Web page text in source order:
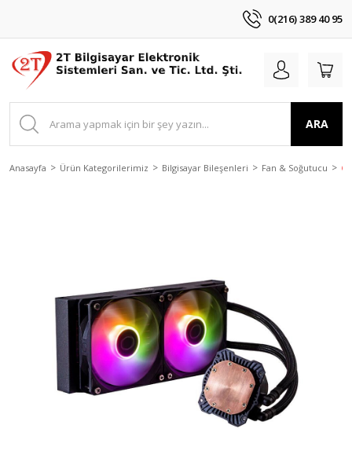
0(216) 389 40 95
ARA
Anasayfa Ürün Kategorilerimiz Bilgisayar Bileşenleri Fan & Soğutucu